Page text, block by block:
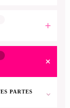
PARTES